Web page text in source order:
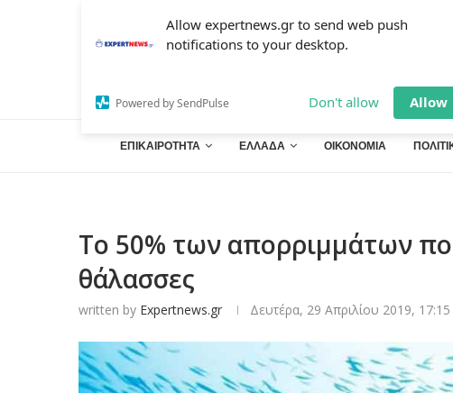
Allow expertnews.gr to send web push
notifications to your desktop.
Powered by SendPulse Don't allow Allow
ΕΠΙΚΑΙΡΟΤΗΤΑ ΕΛΛΑΔΑ ΟΙΚΟΝΟΜΙΑ
Το 50% των απορριμμάτων
θάλασσες
written by Expertnews.gr Δευτέρα, 29 Απριλίου 2019, 17:15